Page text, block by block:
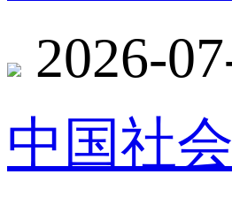
2026-
中国社